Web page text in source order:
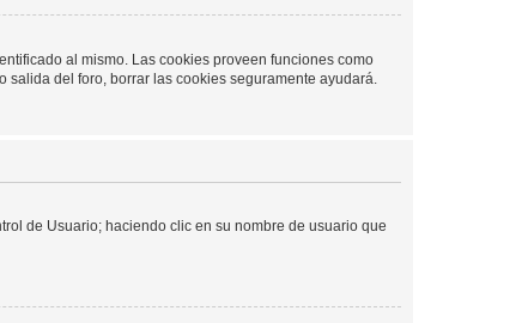
al mismo. Las cookies proveen funciones como
del foro, borrar las cookies seguramente ayudará.
de Usuario; haciendo clic en su nombre de usuario que